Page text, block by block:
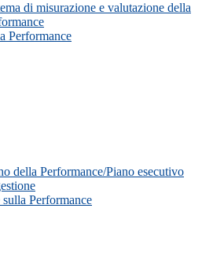
di misurazione e valutazione della
Performance
della Performance/Piano esecutivo
Performance